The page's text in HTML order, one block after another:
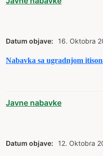
Datum objave: 16. Oktobra
Nabavka sa ugradnjom
Javne nabavke
Datum objave: 12. Oktobra